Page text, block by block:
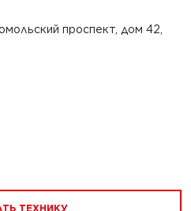
проспект, дом 42,
ТЕХНИКУ